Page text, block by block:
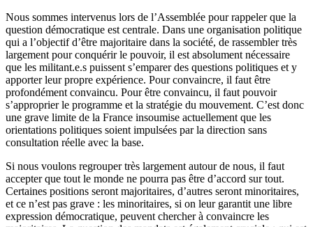
Nous sommes intervenus lors de l’Assemblée pour rappeler que la
question démocratique est centrale. Dans une organisation politique
qui a l’objectif d’être majoritaire dans la société, de rassembler très
largement pour conquérir le pouvoir, il est absolument nécessaire
que les militant.e.s puissent s’emparer des questions politiques et y
apporter leur propre expérience. Pour convaincre, il faut être
profondément convaincu. Pour être convaincu, il faut pouvoir
s’approprier le programme et la stratégie du mouvement. C’est donc
une grave limite de la France insoumise actuellement que les
orientations politiques soient impulsées par la direction sans
consultation réelle avec la base.
Si nous voulons regrouper très largement autour de nous, il faut
accepter que tout le monde ne pourra pas être d’accord sur tout.
Certaines positions seront majoritaires, d’autres seront minoritaires,
et ce n’est pas grave : les minoritaires, si on leur garantit une libre
expression démocratique, peuvent chercher à convaincre les